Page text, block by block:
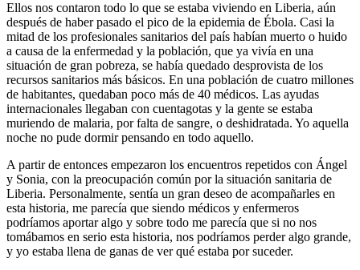
Ellos nos contaron todo lo que se estaba viviendo en Liberia, aún
después de haber pasado el pico de la epidemia de Ébola. Casi la
mitad de los profesionales sanitarios del país habían muerto o huido
a causa de la enfermedad y la población, que ya vivía en una
situación de gran pobreza, se había quedado desprovista de los
recursos sanitarios más básicos. En una población de cuatro millones
de habitantes, quedaban poco más de 40 médicos. Las ayudas
internacionales llegaban con cuentagotas y la gente se estaba
muriendo de malaria, por falta de sangre, o deshidratada. Yo aquella
noche no pude dormir pensando en todo aquello.
A partir de entonces empezaron los encuentros repetidos con Ángel
y Sonia, con la preocupación común por la situación sanitaria de
Liberia. Personalmente, sentía un gran deseo de acompañarles en
esta historia, me parecía que siendo médicos y enfermeros
podríamos aportar algo y sobre todo me parecía que si no nos
tomábamos en serio esta historia, nos podríamos perder algo grande,
y yo estaba llena de ganas de ver qué estaba por suceder.